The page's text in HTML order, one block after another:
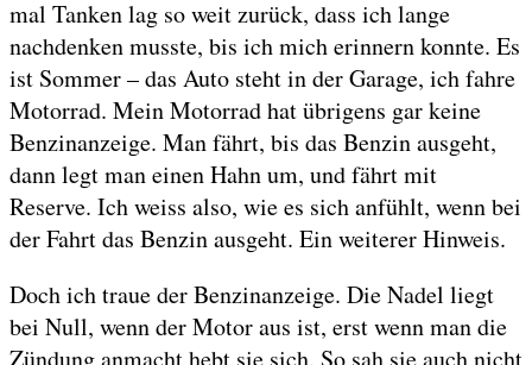
mal Tanken lag so weit zurück, dass ich lange
nachdenken musste, bis ich mich erinnern konnte. Es
ist Sommer – das Auto steht in der Garage, ich fahre
Motorrad. Mein Motorrad hat übrigens gar keine
Benzinanzeige. Man fährt, bis das Benzin ausgeht,
dann legt man einen Hahn um, und fährt mit
Reserve. Ich weiss also, wie es sich anfühlt, wenn bei
der Fahrt das Benzin ausgeht. Ein weiterer Hinweis.
Doch ich traue der Benzinanzeige. Die Nadel liegt
bei Null, wenn der Motor aus ist, erst wenn man die